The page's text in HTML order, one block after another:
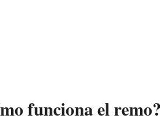
funciona el remo?